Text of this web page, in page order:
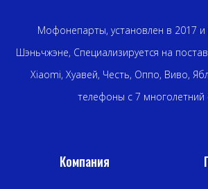
Мофонепарты, установлен в 2017
Шэньчжэне, Специализируется на
Xiaomi, Хуавей, Честь, Оппо, Виво,
телефоны с 7 многолетний
Компания